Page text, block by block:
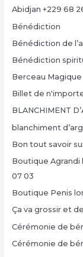
Abidjan +229 68
Bénédiction
Bénédiction de
Bénédiction
Berceau
Billet de
BLANCHIMENT
blanchiment
Bon tout savoir
Boutique Agrandi
07 03
Boutique Penis
Ça va grossir et
Cérémonie de
Cérémonie de